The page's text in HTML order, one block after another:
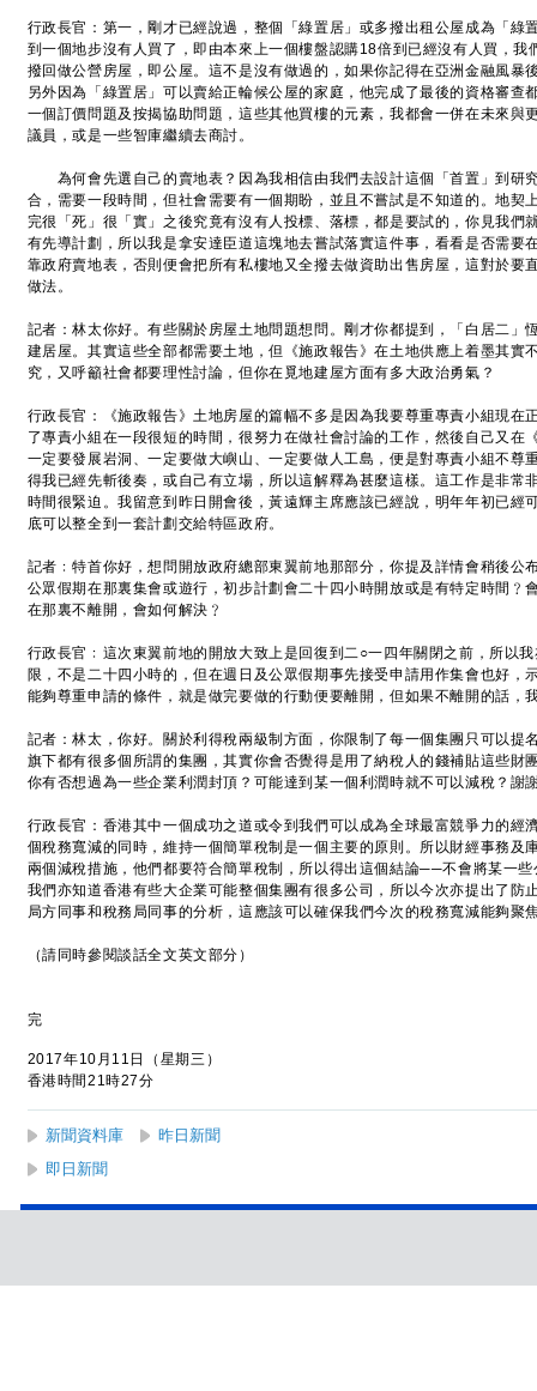
行政長官：第一，剛才已經說過，整個「綠置居」或多撥出租公屋成為「綠
到一個地步沒有人買了，即由本來上一個樓盤認購18倍到已經沒有人買，
撥回做公營房屋，即公屋。這不是沒有做過的，如果你記得在亞洲金融風暴
另外因為「綠置居」可以賣給正輪候公屋的家庭，他完成了最後的資格審查
一個訂價問題及按揭協助問題，這些其他買樓的元素，我都會一併在未來與
議員，或是一些智庫繼續去商討。
為何會先選自己的賣地表？因為我相信由我們去設計這個「首置」到研
合，需要一段時間，但社會需要有一個期盼，並且不嘗試是不知道的。地契
完很「死」很「實」之後究竟有沒有人投標、落標，都是要試的，你見我們
有先導計劃，所以我是拿安達臣道這塊地去嘗試落實這件事，看看是否需要
靠政府賣地表，否則便會把所有私樓地又全撥去做資助出售房屋，這對於要
做法。
記者：林太你好。有些關於房屋土地問題想問。剛才你都提到，「白居二」
建居屋。其實這些全部都需要土地，但《施政報告》在土地供應上着墨其實
究，又呼籲社會都要理性討論，但你在覓地建屋方面有多大政治勇氣？
行政長官：《施政報告》土地房屋的篇幅不多是因為我要尊重專責小組現在
了專責小組在一段很短的時間，很努力在做社會討論的工作，然後自己又在
一定要發展岩洞、一定要做大嶼山、一定要做人工島，便是對專責小組不尊
得我已經先斬後奏，或自己有立場，所以這解釋為甚麼這樣。這工作是非常
時間很緊迫。我留意到昨日開會後，黃遠輝主席應該已經說，明年年初已經
底可以整全到一套計劃交給特區政府。
記者﹕特首你好，想問開放政府總部東翼前地那部分，你提及詳情會稍後公
公眾假期在那裏集會或遊行，初步計劃會二十四小時開放或是有特定時間﹖
在那裏不離開，會如何解決﹖
行政長官﹕這次東翼前地的開放大致上是回復到二○一四年關閉之前，所以
限，不是二十四小時的，但在週日及公眾假期事先接受申請用作集會也好，
能夠尊重申請的條件，就是做完要做的行動便要離開，但如果不離開的話，
記者：林太，你好。關於利得稅兩級制方面，你限制了每一個集團只可以提
旗下都有很多個所謂的集團，其實你會否覺得是用了納稅人的錢補貼這些財
你有否想過為一些企業利潤封頂？可能達到某一個利潤時就不可以減稅？謝
行政長官：香港其中一個成功之道或令到我們可以成為全球最富競爭力的經
個稅務寬減的同時，維持一個簡單稅制是一個主要的原則。所以財經事務及
兩個減稅措施，他們都要符合簡單稅制，所以得出這個結論──不會將某一
我們亦知道香港有些大企業可能整個集團有很多公司，所以今次亦提出了防
局方同事和稅務局同事的分析，這應該可以確保我們今次的稅務寬減能夠聚
（請同時參閱談話全文英文部分）
完
2017年10月11日（星期三）
香港時間21時27分
新聞資料庫
昨日新聞
即日新聞